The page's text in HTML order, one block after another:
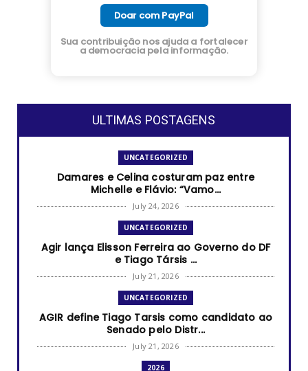
Doar com PayPal
Sua contribuição nos ajuda a fortalecer
a democracia pela informação.
ULTIMAS POSTAGENS
UNCATEGORIZED
Damares e Celina costuram paz entre
Michelle e Flávio: “Vamo...
July 24, 2026
UNCATEGORIZED
Agir lança Elisson Ferreira ao Governo do DF
e Tiago Társis ...
July 21, 2026
UNCATEGORIZED
AGIR define Tiago Tarsis como candidato ao
Senado pelo Distr...
July 21, 2026
2026